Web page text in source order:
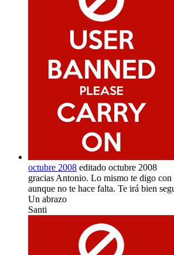
octubre 2008 editado octubre 2008
gracias Antonio. Lo mismo te digo con
aunque no te hace falta. Te irá bien
Un abrazo
Santi